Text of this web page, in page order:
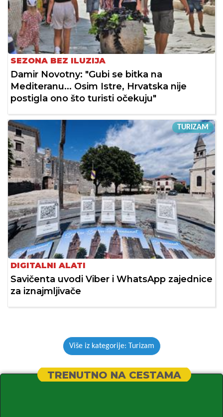
SEZONA BEZ ILUZIJA
Damir Novotny: "Gubi se bitka na
Mediteranu... Osim Istre, Hrvatska nije
postigla ono što turisti očekuju"
TURIZAM
DIGITALNI ALATI
Savičenta uvodi Viber i WhatsApp zajednice
za iznajmljivače
Više iz kategorije: Turizam
TRENUTNO NA CESTAMA